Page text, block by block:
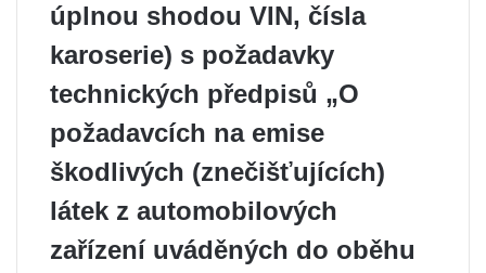
úplnou shodou VIN, čísla
karoserie) s požadavky
technických předpisů „O
požadavcích na emise
škodlivých (znečišťujících)
látek z automobilových
zařízení uváděných do oběhu